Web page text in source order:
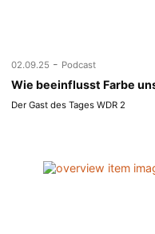
02.09.25 - Podcast
Wie beeinflusst Farbe
Der Gast des Tages WDR 2